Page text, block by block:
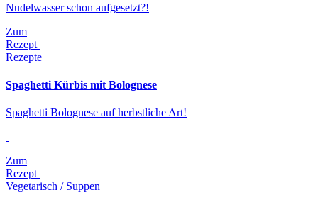
Nudelwasser schon aufgesetzt?!
Zum
Rezept
Rezepte
Spaghetti Kürbis mit Bolognese
Spaghetti Bolognese auf herbstliche Art!
Zum
Rezept
Vegetarisch / Suppen